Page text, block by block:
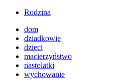
Rodzina
dom
dziadkowie
dzieci
macierzyństwo
nastolatki
wychowanie